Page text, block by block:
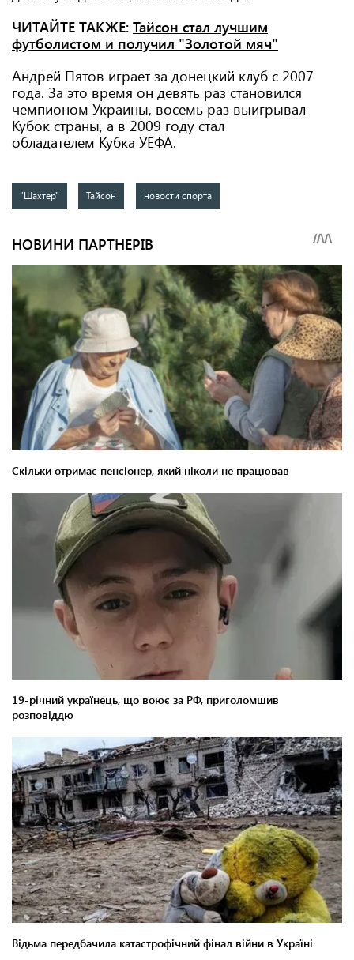
ЧИТАЙТЕ ТАКЖЕ: Тайсон стал лучшим
футболистом и получил "Золотой мяч"
Андрей Пятов играет за донецкий клуб с 2007
года. За это время он девять раз становился
чемпионом Украины, восемь раз выигрывал
Кубок страны, а в 2009 году стал
обладателем Кубка УЕФА.
"Шахтер" Тайсон новости спорта